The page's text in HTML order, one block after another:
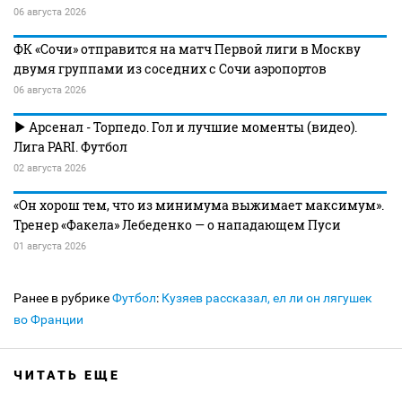
06 августа 2026
ФК «Сочи» отправится на матч Первой лиги в Москву
двумя группами из соседних с Сочи аэропортов
06 августа 2026
Арсенал - Торпедо. Гол и лучшие моменты (видео).
Лига PARI. Футбол
02 августа 2026
«Он хорош тем, что из минимума выжимает максимум».
Тренер «Факела» Лебеденко — о нападающем Пуси
01 августа 2026
Ранее в рубрикеФутбол: Кузяев рассказал, ел ли он лягушек
во Франции
ЧИТАТЬ ЕЩЕ